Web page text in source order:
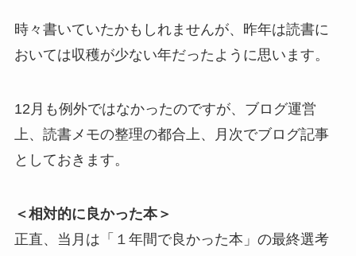
時々書いていたかもしれませんが、昨年は読書に
おいては収穫が少ない年だったように思います。
12月も例外ではなかったのですが、ブログ運営
上、読書メモの整理の都合上、月次でブログ記事
としておきます。
＜相対的に良かった本＞
正直、当月は「１年間で良かった本」の最終選考